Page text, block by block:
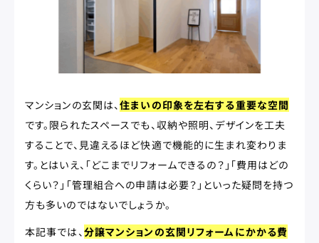
マンションの玄関は、住まいの印象を左右する重要な空間
です。限られたスペースでも、収納や照明、デザインを工夫
することで、見違えるほど快適で機能的に生まれ変わりま
す。とはいえ、「どこまでリフォームできるの？」「費用はどの
くらい？」「管理組合への申請は必要？」といった疑問を持つ
方も多いのではないでしょうか。
本記事では、分譲マンションの玄関リフォームにかかる費